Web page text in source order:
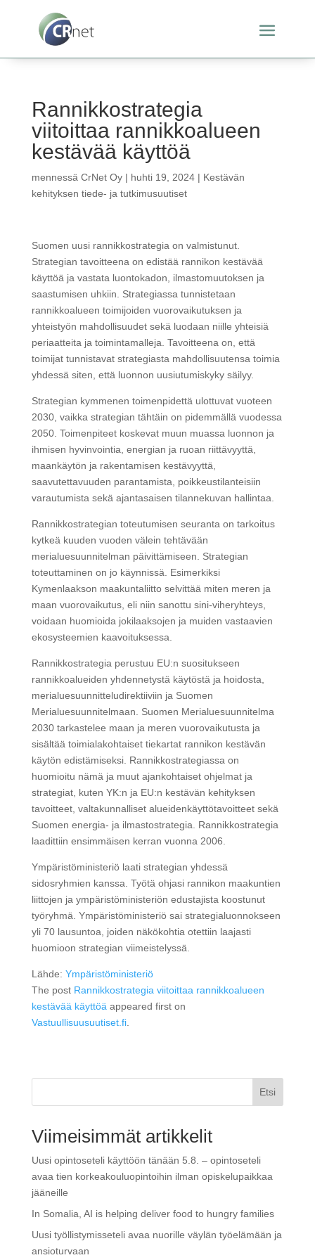
Rannikkostrategia
viitoittaa rannikkoalueen
kestävää käyttöä
mennessä CrNet Oy| huhti 19, 2024| Kestävän
kehityksen tiede- ja tutkimusuutiset
Suomen uusi rannikkostrategia on valmistunut.
Strategian tavoitteena on edistää rannikon kestävää
käyttöä ja vastata luontokadon, ilmastomuutoksen ja
saastumisen uhkiin. Strategiassa tunnistetaan
rannikkoalueen toimijoiden vuorovaikutuksen ja
yhteistyön mahdollisuudet sekä luodaan niille yhteisiä
periaatteita ja toimintamalleja. Tavoitteena on, että
toimijat tunnistavat strategiasta mahdollisuutensa toimia
yhdessä siten, että luonnon uusiutumiskyky säilyy.
Strategian kymmenen toimenpidettä ulottuvat vuoteen
2030, vaikka strategian tähtäin on pidemmällä vuodessa
2050. Toimenpiteet koskevat muun muassa luonnon ja
ihmisen hyvinvointia, energian ja ruoan riittävyyttä,
maankäytön ja rakentamisen kestävyyttä,
saavutettavuuden parantamista, poikkeustilanteisiin
varautumista sekä ajantasaisen tilannekuvan hallintaa.
Rannikkostrategian toteutumisen seuranta on tarkoitus
kytkeä kuuden vuoden välein tehtävään
merialuesuunnitelman päivittämiseen. Strategian
toteuttaminen on jo käynnissä. Esimerkiksi
Kymenlaakson maakuntaliitto selvittää miten meren ja
maan vuorovaikutus, eli niin sanottu sini-viheryhteys,
voidaan huomioida jokilaaksojen ja muiden vastaavien
ekosysteemien kaavoituksessa.
Rannikkostrategia perustuu EU:n suositukseen
rannikkoalueiden yhdennetystä käytöstä ja hoidosta,
merialuesuunnitteludirektiiviin ja Suomen
Merialuesuunnitelmaan. Suomen Merialuesuunnitelma
2030 tarkastelee maan ja meren vuorovaikutusta ja
sisältää toimialakohtaiset tiekartat rannikon kestävän
käytön edistämiseksi. Rannikkostrategiassa on
huomioitu nämä ja muut ajankohtaiset ohjelmat ja
strategiat, kuten YK:n ja EU:n kestävän kehityksen
tavoitteet, valtakunnalliset alueidenkäyttötavoitteet sekä
Suomen energia- ja ilmastostrategia. Rannikkostrategia
laadittiin ensimmäisen kerran vuonna 2006.
Ympäristöministeriö laati strategian yhdessä
sidosryhmien kanssa. Työtä ohjasi rannikon maakuntien
liittojen ja ympäristöministeriön edustajista koostunut
työryhmä. Ympäristöministeriö sai strategialuonnokseen
yli 70 lausuntoa, joiden näkökohtia otettiin laajasti
huomioon strategian viimeistelyssä.
Lähde: Ympäristöministeriö
The post Rannikkostrategia viitoittaa rannikkoalueen
kestävää käyttöäappeared first on
Vastuullisuusuutiset.fi.
Etsi
Viimeisimmät artikkelit
Uusi opintoseteli käyttöön tänään 5.8. – opintoseteli
avaa tien korkeakouluopintoihin ilman opiskelupaikkaa
jääneille
In Somalia, AI is helping deliver food to hungry families
Uusi työllistymisseteli avaa nuorille väylän työelämään ja
ansioturvaan